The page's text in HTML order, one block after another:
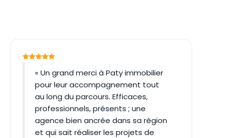
« Un grand merci à Paty immobilier
pour leur accompagnement tout
au long du parcours. Efficaces,
professionnels, présents ; une
agence bien ancrée dans sa région
et qui sait réaliser les projets de